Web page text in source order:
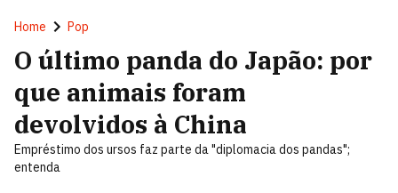
Home Pop
O último panda do Japão: por
que animais foram
devolvidos à China
Empréstimo dos ursos faz parte da "diplomacia dos pandas";
entenda